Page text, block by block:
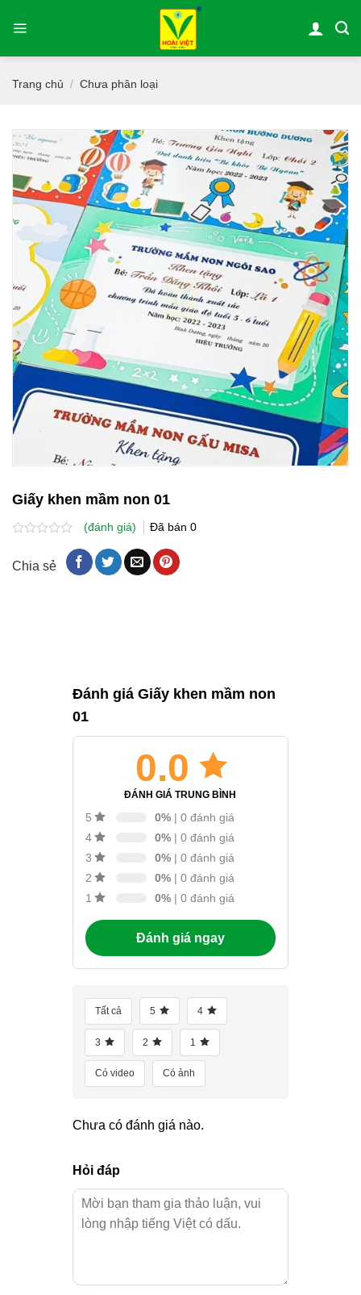
qua
Trang chủ / Chưa phân loại
Giấy khen mầm non 01
xếp
hạng
(đánh giá) Đã bán 0
Chia sẻ
Đánh giá Giấy khen mầm non
01
0.0
ĐÁNH GIÁ TRUNG BÌNH
5 0% | 0 đánh giá
4
0% | 0 đánh giá
3
0% | 0 đánh giá
2
0% | 0 đánh giá
1
0% | 0 đánh giá
Đánh giá ngay
Tất cả 5 4
3 2 1
Có video Có ảnh
Chưa có đánh giá nào.
Hỏi đáp